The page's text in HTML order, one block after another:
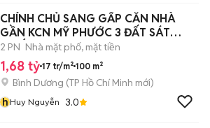
CHÍNH CHỦ SANG GẤP CĂN NHÀ
GẦN KCN MỸ PHƯỚC 3 ĐẤT SÁT
QUỐC LỘ 13
2 PN Nhà mặt phố, mặt tiền
1,68 tỷ 17 tr/m² 100 m²
Bình Dương (TP Hồ Chí Minh mới)
hHuy Nguyễn 3.0